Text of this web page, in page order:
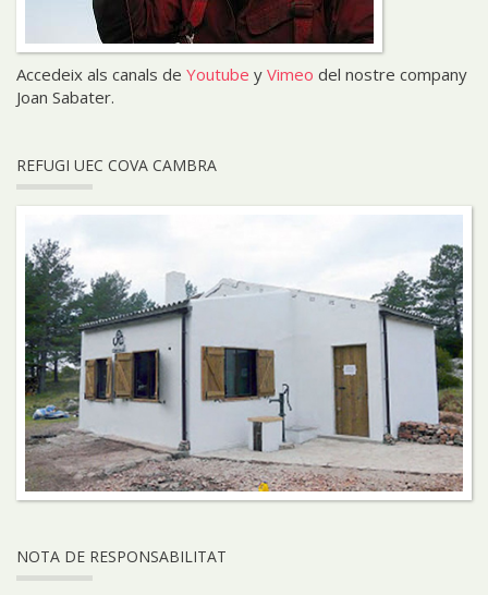
Accedeix als canals de Youtube y Vimeo del nostre company
Joan Sabater.
REFUGI UEC COVA CAMBRA
NOTA DE RESPONSABILITAT